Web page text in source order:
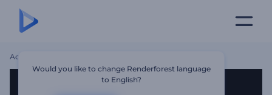
Accueil
Would you like to change Renderforest language
to English?